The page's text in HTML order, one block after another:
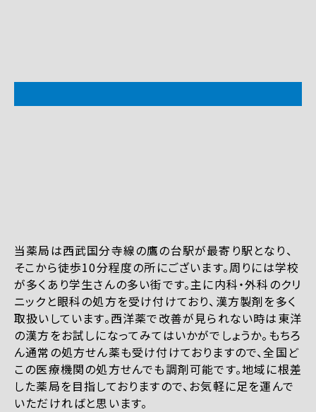
当薬局は西武国分寺線の鷹の台駅が最寄り駅となり、
そこから徒歩10分程度の所にございます。周りには学校
が多くあり学生さんの多い街です。主に内科・外科のクリ
ニックと眼科の処方を受け付けており、漢方製剤を多く
取扱いしています。西洋薬で改善が見られない時は東洋
の漢方をお試しになってみてはいかがでしょうか。もちろ
ん通常の処方せん薬も受け付けておりますので、全国ど
この医療機関の処方せんでも調剤可能です。地域に根差
した薬局を目指しておりますので、お気軽に足を運んで
いただければと思います。